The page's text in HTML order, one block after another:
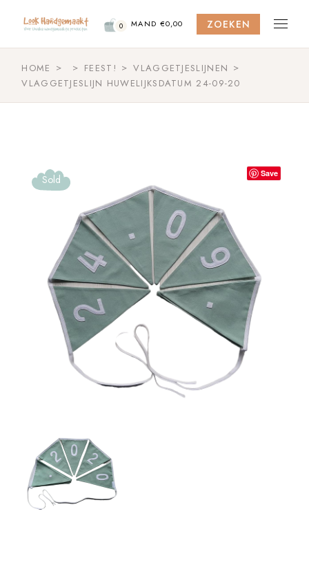
content
0 MAND €0,00 ZOEKEN
HOME FEEST!
VLAGGETJESLIJNEN
VLAGGETJESLIJN HUWELIJKSDATUM 24-09-20
Sold Save